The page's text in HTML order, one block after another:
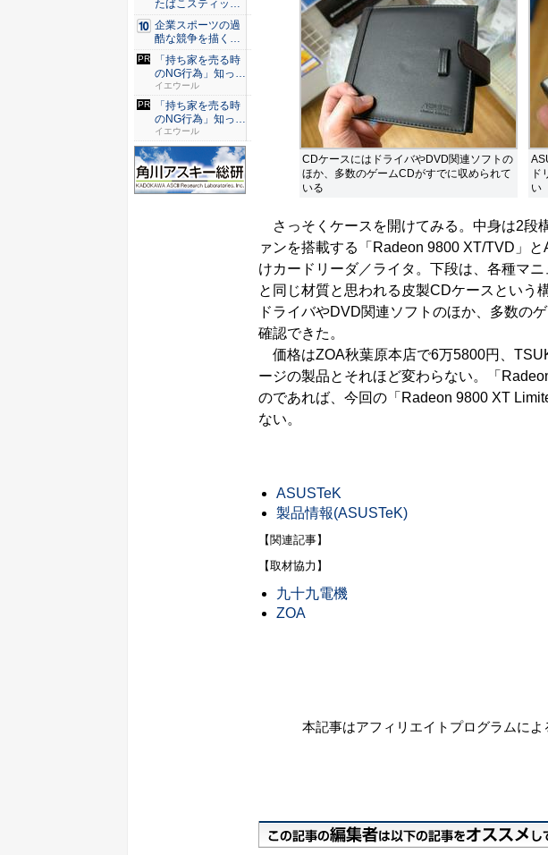
CDケースにはドライバやDVD関連ソフトの
ほか、多数のゲームCDがすでに収められて
いる
ド
い
さっそくケースを開けてみる。中身は2段
ァンを搭載する「Radeon 9800 XT/TVD」
けカードリーダ／ライタ。下段は、各種マ
と同じ材質と思われる皮製CDケースという
ドライバやDVD関連ソフトのほか、多数の
確認できた。
価格はZOA秋葉原本店で6万5800円、
ージの製品とそれほど変わらない。「
のであれば、今回の「Radeon 9800 XT
ない。
ASUSTeK
製品情報(ASUSTeK)
【関連記事】
【取材協力】
九十九電機
ZOA
本記事はアフィリエイトプログラムに
たばこスティッ
ク...
企業スポーツの過
酷な競争を描く『J
JM ...
「持ち家を売る時
のNG行為」知って
るだけ...
イエウール
「持ち家を売る時
のNG行為」知って
るだけ...
イエウール